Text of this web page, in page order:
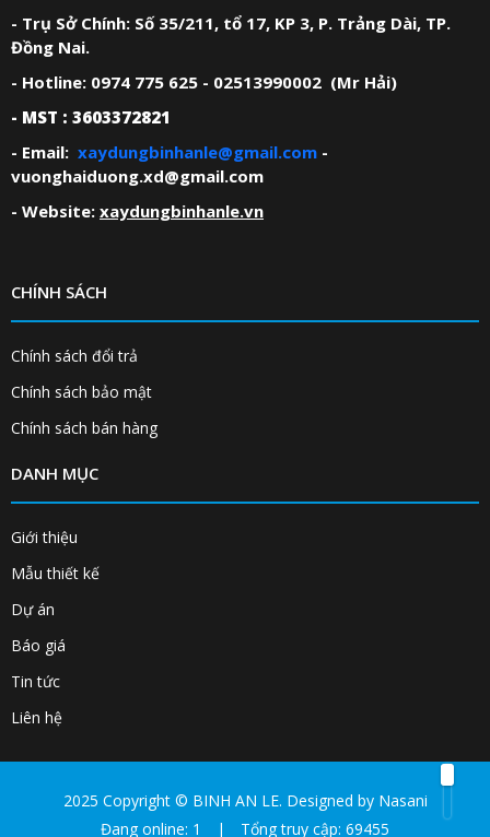
- Trụ Sở Chính: Số 35/211, tổ 17, KP 3, P. Trảng Dài, TP.
Đồng Nai.
- Hotline: 0974 775 625 - 02513990002 (Mr Hải)
- MST : 3603372821
- Email: xaydungbinhanle@gmail.com -
vuonghaiduong.xd@gmail.com
- Website: xaydungbinhanle.vn
CHÍNH SÁCH
Chính sách đổi trả
Chính sách bảo mật
Chính sách bán hàng
DANH MỤC
Giới thiệu
Mẫu thiết kế
Dự án
Báo giá
Tin tức
Liên hệ
2025 Copyright © BINH AN LE. Designed by Nasani
Đang online: 1
| Tổng truy cập: 69455